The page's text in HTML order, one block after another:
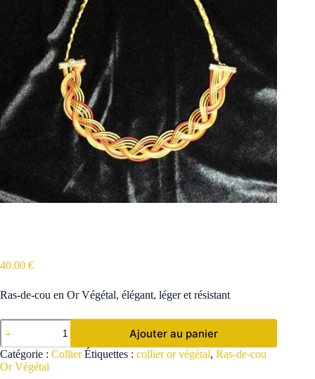
40.00 €
Ras-de-cou en Or Végétal, élégant, léger et résistant
quantité
de
Ras-
de-
cou
Ajouter au panier
Catégorie : Collier Étiquettes : collier or végétal, Ras-de-cou
Or Végétal